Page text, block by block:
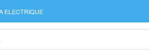
ELECTRIQUE